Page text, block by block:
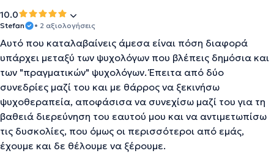
10.0
Stefan • 2 αξιολογήσεις
Αυτό που καταλαβαίνεις άμεσα είναι πόση διαφορά
υπάρχει μεταξύ των ψυχολόγων που βλέπεις δημόσια και
των "πραγματικών" ψυχολόγων. Έπειτα από δύο
συνεδρίες μαζί του και με θάρρος να ξεκινήσω
ψυχοθεραπεία, αποφάσισα να συνεχίσω μαζί του για τη
βαθειά διερεύνηση του εαυτού μου και να αντιμετωπίσω
τις δυσκολίες, που όμως οι περισσότεροι από εμάς,
έχουμε και δε θέλουμε να ξέρουμε.